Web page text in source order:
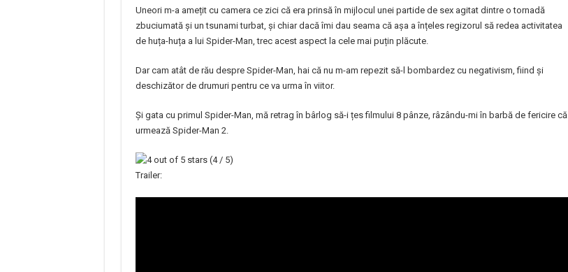
Uneori m-a amețit cu camera ce zici că era prinsă în mijlocul unei partide de sex agitat dintre o tornadă
zbuciumată și un tsunami turbat, și chiar dacă îmi dau seama că așa a înțeles regizorul să redea activitatea
de huța-huța a lui Spider-Man, trec acest aspect la cele mai puțin plăcute.
Dar cam atât de rău despre Spider-Man, hai că nu m-am repezit să-l bombardez cu negativism, fiind și
deschizător de drumuri pentru ce va urma în viitor.
Și gata cu primul Spider-Man, mă retrag în bârlog să-i țes filmului 8 pânze, râzându-mi în barbă de fericire că
urmează Spider-Man 2.
(4 / 5)
Trailer: